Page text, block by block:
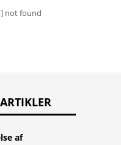
not found
af